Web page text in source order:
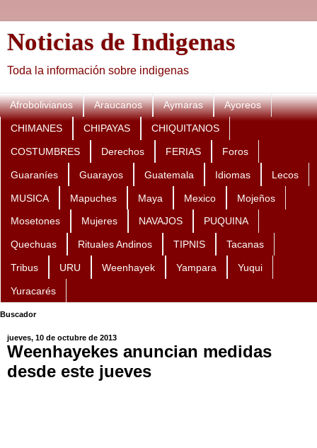
Noticias de Indigenas
Toda la información sobre indigenas
Afrobolivianos Araucanos Aymaras Ayoreos
CHIMANES CHIPAYAS CHIQUITANOS
COSTUMBRES Derechos FERIAS Foros
Guaraníes Guarayos Guatemala Idiomas Lecos
MUSICA Mapuches Maya Mexico Mojeños
Mosetones Mujeres NAVAJOS PUQUINA
Quechuas Rituales Andinos TIPNIS Tacanas
Tribus URU Weenhayek Yampara Yuqui
Yuracarés
Buscador
jueves, 10 de octubre de 2013
Weenhayekes anuncian medidas
desde este jueves